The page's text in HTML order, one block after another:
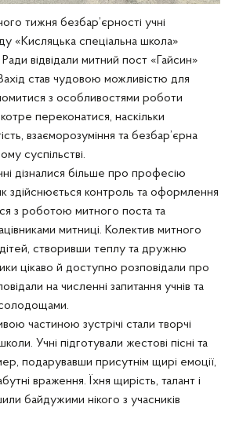
тижня безбар’єрності учні
«Кисляцька спеціальна школа»
Ради відвідали митний пост «Гайсин»
став чудовою можливістю для
з особливостями роботи
переконатися, наскільки
взаєморозуміння та безбар’єрна
суспільстві.
дізналися більше про професію
здійснюється контроль та оформлення
з роботою митного поста та
митниці. Колектив митного
створивши теплу та дружню
цікаво й доступно розповідали про
на численні запитання учнів та
частиною зустрічі стали творчі
Учні підготували жестові пісні та
подарувавши присутнім щирі емоції,
враження. Їхня щирість, талант і
байдужими нікого з учасників